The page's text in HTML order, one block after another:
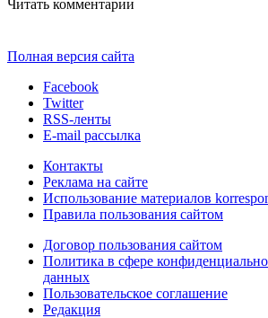
Читать комментарии
Полная версия сайта
Facebook
Twitter
RSS-ленты
E-mail рассылка
Контакты
Реклама на сайте
Использование материалов
Правила пользования сайтом
Договор пользования сайтом
Политика в сфере
данных
Пользовательское соглашение
Редакция